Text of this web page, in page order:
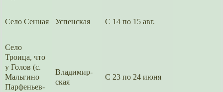
Село Сенная Успенская С 14 по 15 авг.
Село
Троица, что
у Голов (с.
Мальгино
Парфеньев­
Владимир­
ская
С 23 по 24 июня